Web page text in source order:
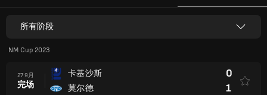
所有阶段
NM Cup 2023
27 9月
完场
卡基沙斯
莫尔德
0
1